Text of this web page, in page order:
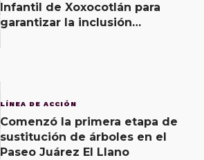
Infantil de Xoxocotlán para
garantizar la inclusión
LÍNEA DE ACCIÓN
Comenzó la primera etapa de
sustitución de árboles en el
Paseo Juárez El Llano